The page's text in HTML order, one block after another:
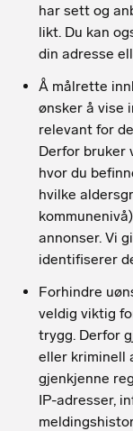
har sett og
likt. Du kan
din adresse
Å målrette
ønsker å vise
relevant for
Derfor bruker
hvor du
hvilke
annonser. Vi
identifiserer
Forhindre
veldig viktig
trygg. Derfor
eller kriminell
gjenkjenne
IP-adresser,